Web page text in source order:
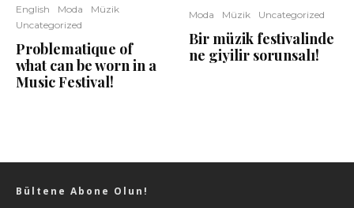
English Moda
Müzik
Uncategorized
Problematique of
what can be worn in a
Music Festival!
Moda Müzik Uncategorized
Bir müzik festivalinde
ne giyilir sorunsalı!
Bültene Abone Olun!